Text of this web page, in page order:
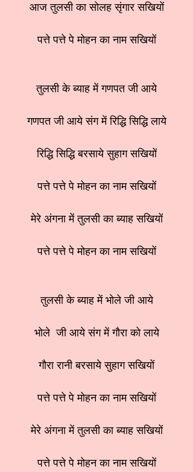
आज तुलसी का सोलह सृंगार सखियों
पत्ते पत्ते पे मोहन का नाम सखियों
तुलसी के ब्याह में गणपत जी आये
गणपत जी आये संग में रिद्धि सिद्धि लाये
रिद्धि सिद्धि बरसाये सुहाग सखियों
पत्ते पत्ते पे मोहन का नाम सखियों
मेरे अंगना में तुलसी का ब्याह सखियों
पत्ते पत्ते पे मोहन का नाम सखियों
तुलसी के ब्याह में भोले जी आये
भोले जी आये संग में गौरा को लाये
गौरा रानी बरसाये सुहाग सखियों
पत्ते पत्ते पे मोहन का नाम सखियों
मेरे अंगना में तुलसी का ब्याह सखियों
पत्ते पत्ते पे मोहन का नाम सखियों